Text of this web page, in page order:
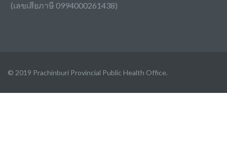
(เลขเสียภาษี 0994000261438)
© 2019 Prachinburi Provincial Public Health Office.